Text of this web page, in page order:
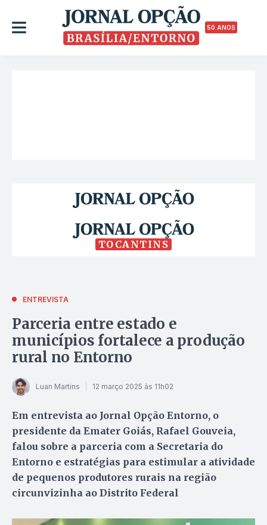
50 ANOS
TOCANTINS
ENTREVISTA
Parceria entre estado e
municípios fortalece a produção
rural no Entorno
Luan Martins 12 março 2025 às 11h02
Em entrevista ao Jornal Opção Entorno, o
presidente da Emater Goiás, Rafael Gouveia,
falou sobre a parceria com a Secretaria do
Entorno e estratégias para estimular a atividade
de pequenos produtores rurais na região
circunvizinha ao Distrito Federal